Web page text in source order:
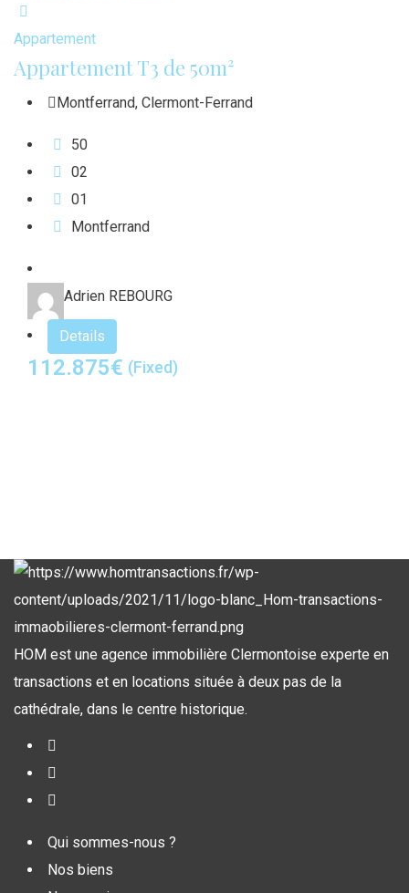
Appartement
Appartement T3 de 50m²
Montferrand, Clermont-Ferrand
50
02
01
Montferrand
Adrien REBOURG
Details
112.875€ (Fixed)
HOM est une agence immobilière Clermontoise experte en
transactions et en locations située à deux pas de la
cathédrale, dans le centre historique.
Qui sommes-nous ?
Nos biens